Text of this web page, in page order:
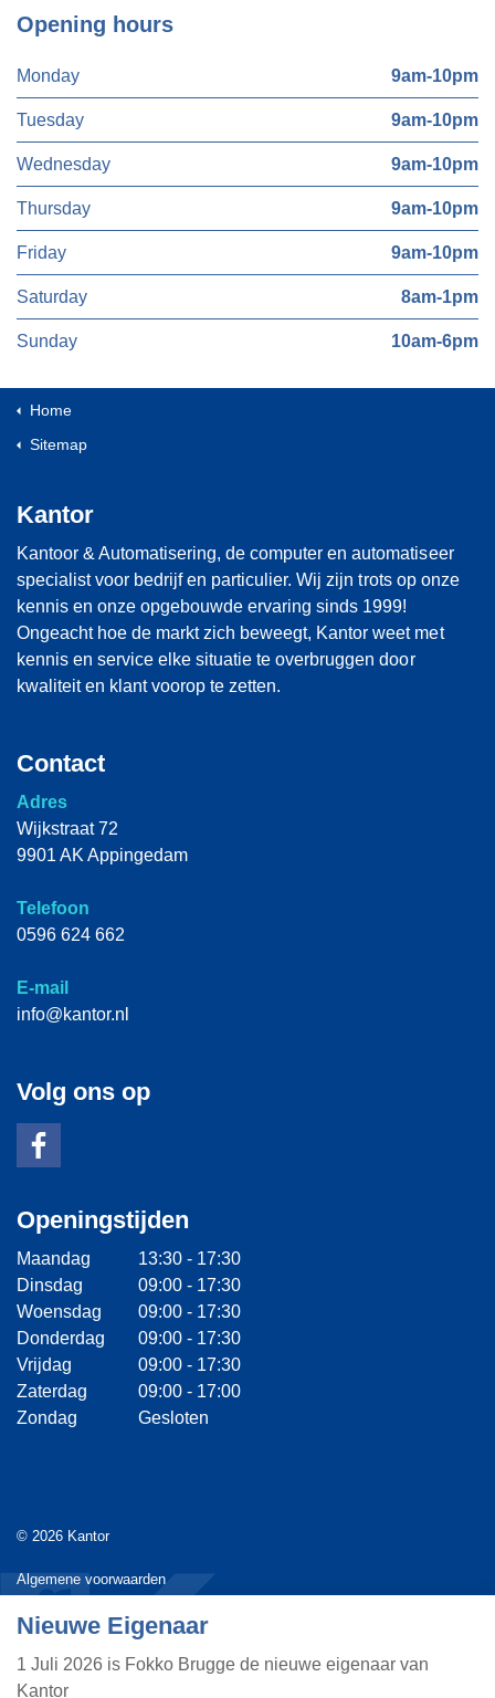
Opening hours
Monday 9am-10pm
Tuesday 9am-10pm
Wednesday 9am-10pm
Thursday 9am-10pm
Friday 9am-10pm
Saturday 8am-1pm
Sunday 10am-6pm
Home
Sitemap
Kantor
Kantoor & Automatisering, de computer en automatiseer
specialist voor bedrijf en particulier. Wij zijn trots op onze
kennis en onze opgebouwde ervaring sinds 1999!
Ongeacht hoe de markt zich beweegt, Kantor weet met
kennis en service elke situatie te overbruggen door
kwaliteit en klant voorop te zetten.
Contact
Adres
Wijkstraat 72
9901 AK Appingedam
Telefoon
0596 624 662
E-mail
info@kantor.nl
Volg ons op
Openingstijden
Maandag
13:30 - 17:30
Dinsdag
09:00 - 17:30
Woensdag
09:00 - 17:30
Donderdag
09:00 - 17:30
Vrijdag
09:00 - 17:30
Zaterdag
09:00 - 17:00
Zondag
Gesloten
© 2026 Kantor
Algemene voorwaarden
Privacyverklaring
Webdesign door Landstra de Groot Online Media
Nieuwe Eigenaar
1 Juli 2026 is Fokko Brugge de nieuwe eigenaar van
Kantor